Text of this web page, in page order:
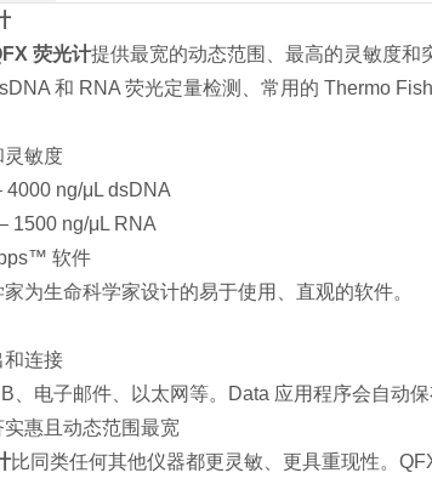
荧光计提供最宽的动态范围、最高的灵敏度和
和 RNA 荧光定量检测、常用的 Thermo
灵敏度
4000 ng/μL dsDNA
1500 ng/μL RNA
软件
为生命科学家设计的易于使用、直观的软件。
和连接
、电子邮件、以太网等。Data 应用程序会自动保
实惠且动态范围最宽
比同类任何其他仪器都更灵敏、更具重现性。